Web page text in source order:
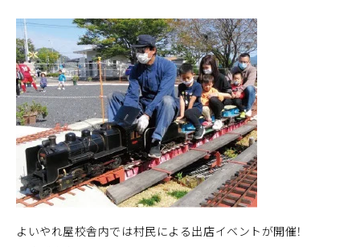
よいやれ屋校舎内では村民による出店イベントが開催！